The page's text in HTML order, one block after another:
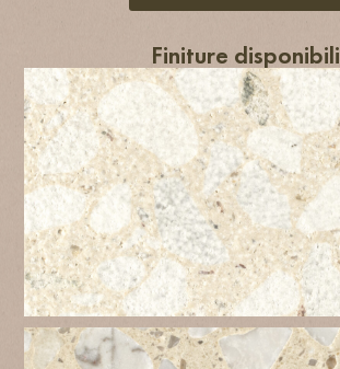
Finiture disponibili